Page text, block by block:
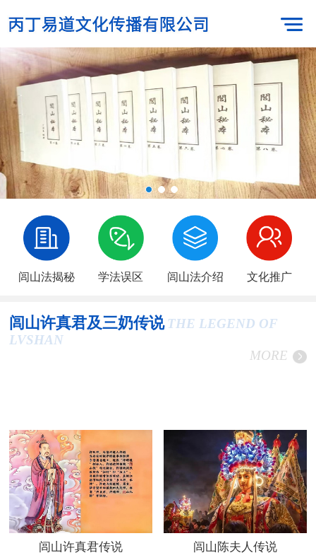
闾山法揭秘 学法误区 闾山法介绍 文化推广
闾山许真君及三奶传说 THE LEGEND OF
LVSHAN
MORE
闾山许真君传说 闾山陈夫人传说